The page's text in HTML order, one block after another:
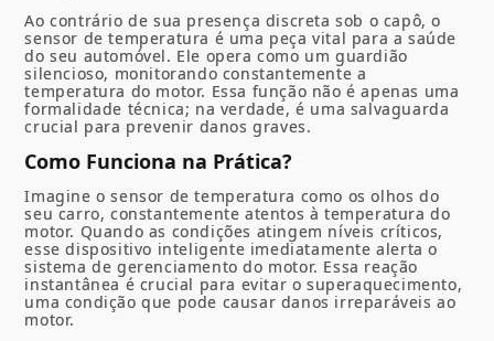
Ao contrário de sua presença discreta sob o capô, o
sensor de temperatura é uma peça vital para a saúde
do seu automóvel. Ele opera como um guardião
silencioso, monitorando constantemente a
temperatura do motor. Essa função não é apenas uma
formalidade técnica; na verdade, é uma salvaguarda
crucial para prevenir danos graves.
Como Funciona na Prática?
Imagine o sensor de temperatura como os olhos do
seu carro, constantemente atentos à temperatura do
motor. Quando as condições atingem níveis críticos,
esse dispositivo inteligente imediatamente alerta o
sistema de gerenciamento do motor. Essa reação
instantânea é crucial para evitar o superaquecimento,
uma condição que pode causar danos irreparáveis ao
motor.